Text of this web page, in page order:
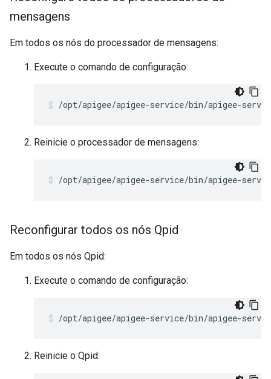
mensagens
Em todos os nós do processador de mensagens:
Execute o comando de configuração:
/opt/apigee/apigee-service/bin/apigee-
Reinicie o processador de mensagens:
/opt/apigee/apigee-service/bin/apigee-
Reconfigurar todos os nós Qpid
Em todos os nós Qpid:
Execute o comando de configuração:
/opt/apigee/apigee-service/bin/apigee-
Reinicie o Qpid: